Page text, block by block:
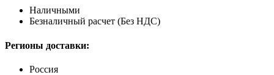
Наличными
Безналичный расчет (Без НДС)
Регионы доставки:
Россия